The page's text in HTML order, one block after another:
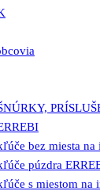
bez miesta na
púzdra
s miestom na